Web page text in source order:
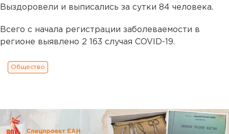
Выздоровели и выписались за сутки 84 человека.
Всего с начала регистрации заболеваемости в
регионе выявлено 2 163 случая COVID-19.
Общество